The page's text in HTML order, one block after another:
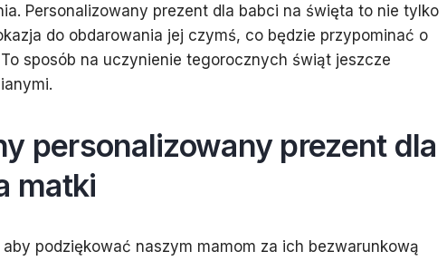
Personalizowany prezent dla babci na święta to nie tylko
do obdarowania jej czymś, co będzie przypominać o
sposób na uczynienie tegorocznych świąt jeszcze
personalizowany prezent dla
matki
podziękować naszym mamom za ich bezwarunkową